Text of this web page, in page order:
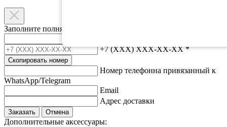
Заполните полня ниже и мы свяжемся с вами.
+7 (XXX) XXX-XX-XX*
Скопировать номер
Номер телефонна привязанный к
WhatsApp/Telegram
Email
Адрес доставки
Заказать Отмена
Дополнительные аксессуары: